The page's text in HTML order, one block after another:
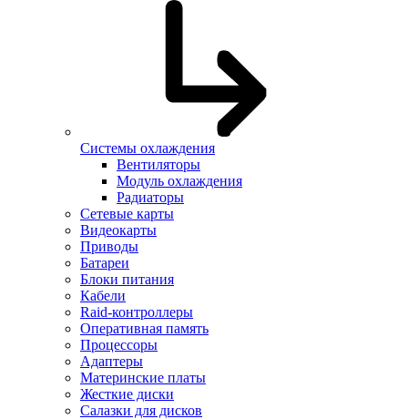
Системы охлаждения
Вентиляторы
Модуль охлаждения
Радиаторы
Сетевые карты
Видеокарты
Приводы
Батареи
Блоки питания
Кабели
Raid-контроллеры
Оперативная память
Процессоры
Адаптеры
Материнские платы
Жесткие диски
Салазки для дисков